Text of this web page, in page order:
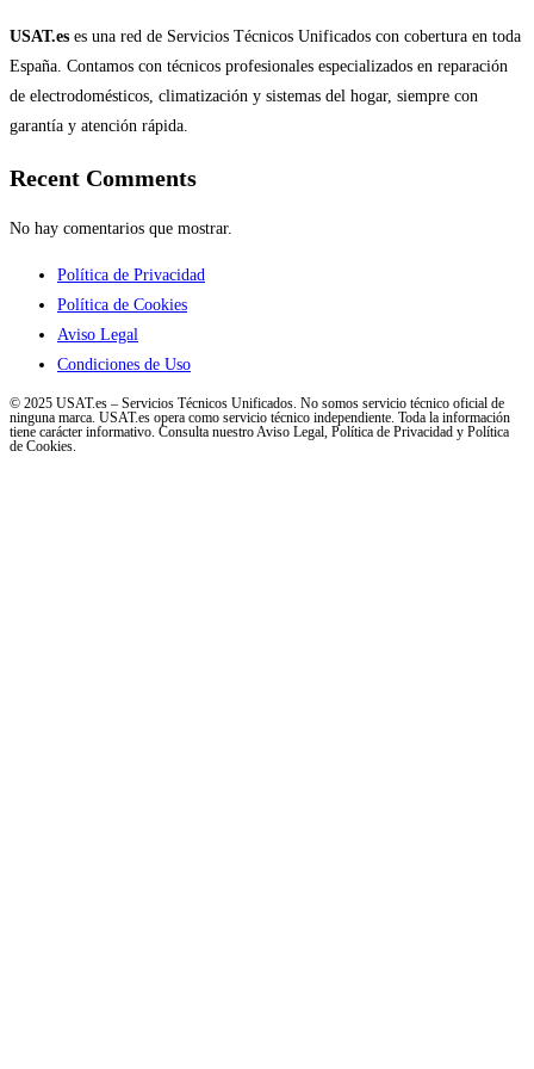
USAT.es es una red de Servicios Técnicos Unificados con cobertura en toda
España. Contamos con técnicos profesionales especializados en reparación
de electrodomésticos, climatización y sistemas del hogar, siempre con
garantía y atención rápida.
Recent Comments
No hay comentarios que mostrar.
Política de Privacidad
Política de Cookies
Aviso Legal
Condiciones de Uso
© 2025 USAT.es – Servicios Técnicos Unificados. No somos servicio técnico oficial de
ninguna marca. USAT.es opera como servicio técnico independiente. Toda la información
tiene carácter informativo. Consulta nuestro Aviso Legal, Política de Privacidad y Política
de Cookies.